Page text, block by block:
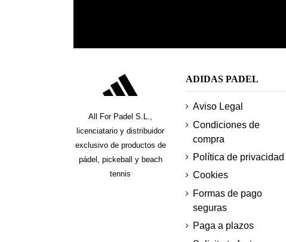
All For Padel S.L.,
licenciatario y distribuidor
exclusivo de productos de
pádel, pickeball y beach
tennis
ADIDAS PADEL
Aviso Legal
Condiciones de
compra
Política de privacidad
Cookies
Formas de pago
seguras
Paga a plazos